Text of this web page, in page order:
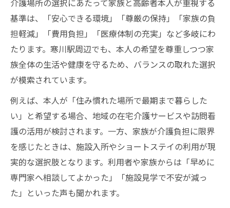
介護場所の選択にあたって家族と高齢者本人が重視する
基準は、「安心できる環境」「尊厳の保持」「家族の負
担軽減」「費用負担」「医療体制の充実」など多岐にわ
たります。寒川駅周辺でも、本人の希望を尊重しつつ家
族全体の生活や健康を守るため、バランスの取れた選択
が模索されています。
例えば、本人が「住み慣れた場所で最期まで暮らした
い」と希望する場合、地域の在宅介護サービスや訪問看
護の活用が検討されます。一方、家族が介護負担に限界
を感じたときは、施設入所やショートステイの利用が現
実的な選択肢となります。利用者や家族からは「早めに
専門家へ相談してよかった」「施設見学で不安が減っ
た」といった声も聞かれます。